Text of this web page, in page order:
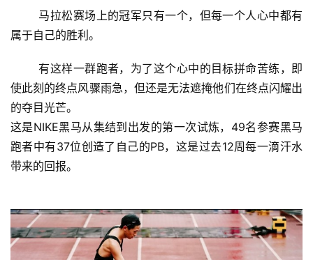
属于自己的胜利。
	有这样一群跑者，为了这个心中的目标拼命苦练，即
使此刻的终点风骤雨急，但还是无法遮掩他们在终点闪耀出
的夺目光芒。
这是NIKE黑马从集结到出发的第一次试炼，49名参赛黑马
跑者中有37位创造了自己的PB，这是过去12周每一滴汗水
带来的回报。